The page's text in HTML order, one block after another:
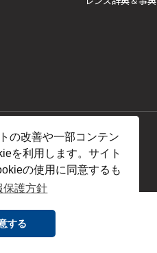
の改善や一部コンテン
を利用します。サイト
の使用に同意するも
保護方針
する